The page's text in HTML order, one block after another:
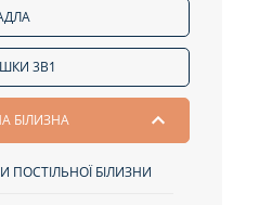
3В1
БІЛИЗНА
ПОСТІЛЬНОЇ БІЛИЗНИ